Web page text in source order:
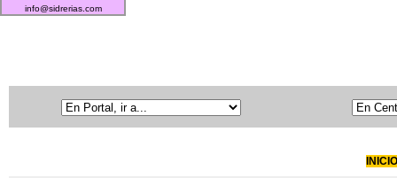
info@sidrerias.com
INICIO